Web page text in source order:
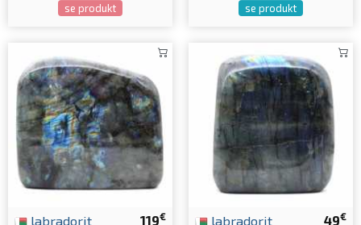
se produkt se produkt
119€
labradorit 49€
labradorit